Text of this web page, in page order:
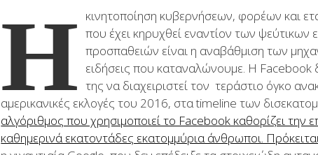
Η κινητοποίηση κυβερνήσεων, φορέων και
που έχει κηρυχθεί εναντίον των
προσπαθειών είναι η αναβάθμιση των
ειδήσεις που καταναλώνουμε. Η Facebook
της να διαχειριστεί τον τεράστιο όγκο
αμερικανικές εκλογές του 2016, στα timeline των
αλγόριθμος που χρησιμοποιεί το Facebook καθορίζει την
καθημερινά εκατοντάδες εκατομμύρια άνθρωποι.